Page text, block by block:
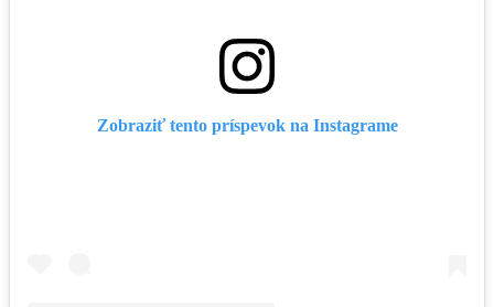
Zobraziť tento príspevok na Instagrame